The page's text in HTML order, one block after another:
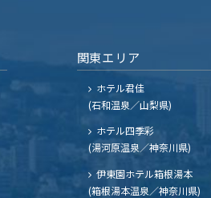
関東エリア
ホテル君佳
(石和温泉／山梨県)
ホテル四季彩
(湯河原温泉／神奈川県)
伊東園ホテル箱根湯本
(箱根湯本温泉／神奈川県)